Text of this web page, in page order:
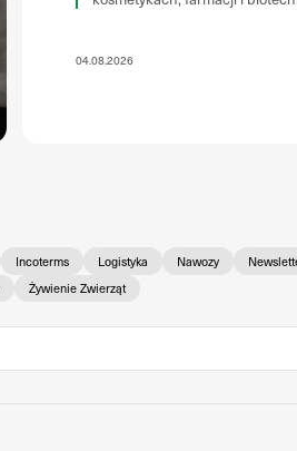
04.08.2026
Incoterms Logistyka Nawozy
Żywienie Zwierząt